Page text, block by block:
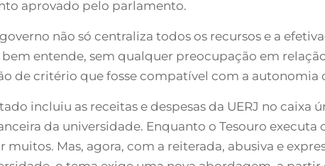
aprovado pelo parlamento.
não só centraliza todos os recursos e a
entende, sem qualquer preocupação em
de critério que fosse compatível com a autonomia
incluiu as receitas e despesas da UERJ no caixa
da universidade. Enquanto o Tesouro executa
Mas, agora, com a reiterada, abusiva e